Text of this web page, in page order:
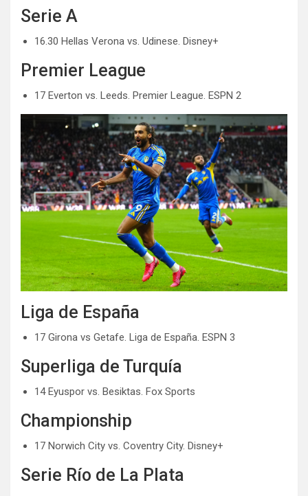
Serie A
16.30 Hellas Verona vs. Udinese. Disney+
Premier League
17 Everton vs. Leeds. Premier League. ESPN 2
Liga de España
17 Girona vs Getafe. Liga de España. ESPN 3
Superliga de Turquía
14 Eyuspor vs. Besiktas. Fox Sports
Championship
17 Norwich City vs. Coventry City. Disney+
Serie Río de La Plata